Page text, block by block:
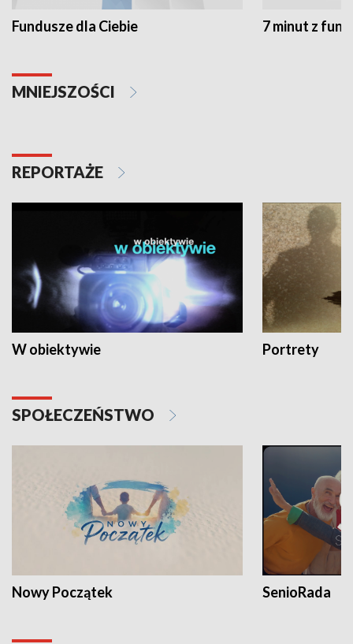
Fundusze dla Ciebie 7 minut z
MNIEJSZOŚCI
REPORTAŻE
W obiektywie Portrety
SPOŁECZEŃSTWO
Nowy Początek SenioRada